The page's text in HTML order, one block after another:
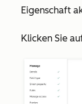
Eigenschaft
Klicken Sie